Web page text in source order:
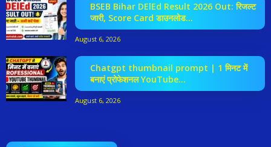
BSEB Bihar DElEd Result 2026 Out: रिजल्ट
जारी, Score Card डाउनलोड...
August 6, 2026
Chatgpt thumbnail prompt | 1 मिनट में
बनाएं प्रोफेशनल YouTube...
August 6, 2026